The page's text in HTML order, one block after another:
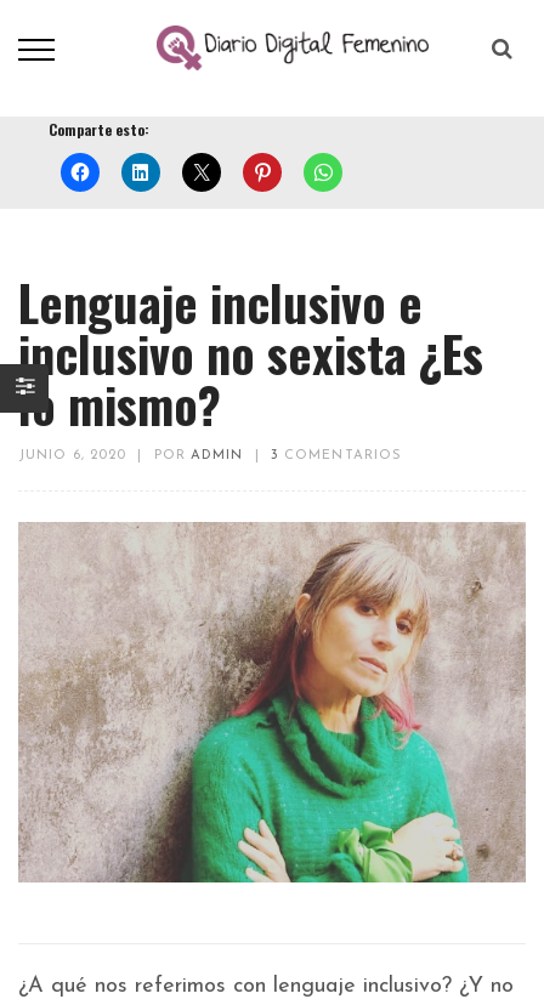
Comparte esto:
Lenguaje inclusivo e
inclusivo no sexista ¿Es
lo mismo?
JUNIO 6, 2020 PORADMIN 3 COMENTARIOS
¿A qué nos referimos con lenguaje inclusivo? ¿Y no